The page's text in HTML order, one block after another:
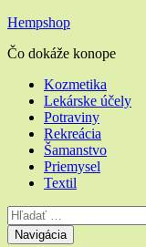
Hempshop
Čo dokáže konope
Hlavné
menu
Kozmetika
Lekárske účely
Potraviny
Rekreácia
Šamanstvo
Priemysel
Textil
Vyhľadávanie
Hľadať:
Navigácia